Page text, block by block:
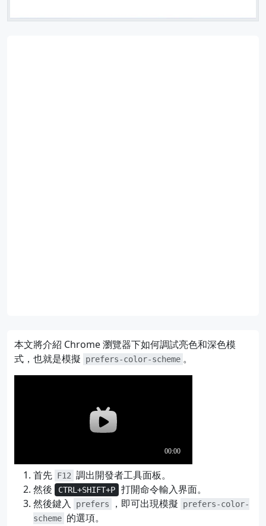
本文將介紹 Chrome 瀏覽器下如何調試亮色和深色模
式，也就是模擬
prefers-color-scheme 。
首先 F12 調出開發者工具面板。
然後
CTRL+SHIFT+P
打開命令輸入界面。
然後鍵入
prefers ，即可出現模擬
prefers-color-
scheme 的選項。